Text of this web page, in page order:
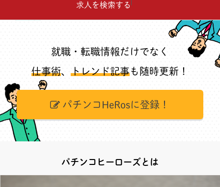
求人を検索する
就職・転職情報だけでなく
仕事術、 トレンド記事も随時更新！
パチンコHeRosに登録！
パチンコヒーローズとは